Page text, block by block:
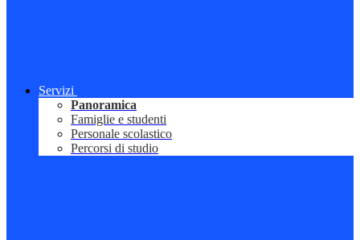
Servizi
Panoramica
Famiglie e studenti
Personale scolastico
Percorsi di studio